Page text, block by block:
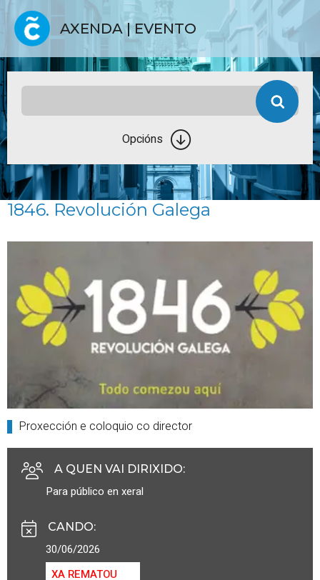
AXENDA | EVENTO
Opcións
1846. Revolución Galega
Proxección e coloquio co director
A QUEN VAI DIRIXIDO:
Para público en xeral
CANDO:
30/06/2026
XA REMATOU